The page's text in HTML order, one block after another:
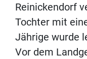
Reinickendorf
Tochter mit
Jährige wurde
Vor dem